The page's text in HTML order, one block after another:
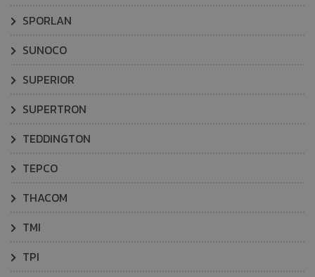
SPORLAN
SUNOCO
SUPERIOR
SUPERTRON
TEDDINGTON
TEPCO
THACOM
TMI
TPI